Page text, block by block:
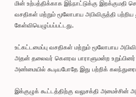
மின் உற்பத்திக்காக இந்நாட்டுக்கு இறக்குமதி
வசதிகள் மற்றும் மூலோபாய அபிவிருத்தி
கேள்வியெழுப்பப்பட்டது.
உட்கட்டமைப்பு வசதிகள் மற்றும் மூலோபாய
அதன் தலைவர் கௌரவ பாராளுமன்ற
அண்மையில் கூடியபோதே இது பற்றிக்
இக்குழுக் கூட்டத்திற்கு வலுசக்தி அமைச்சின்